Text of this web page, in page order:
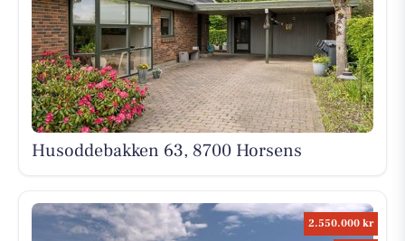
Husoddebakken 63, 8700 Horsens
2.550.000 kr